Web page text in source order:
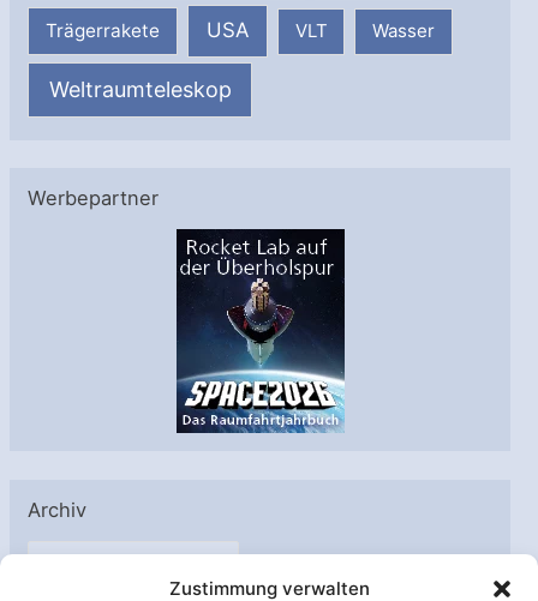
Zustimmung verwalten
Trägerrakete USA VLT Wasser
Weltraumteleskop
Werbepartner
Archiv
A